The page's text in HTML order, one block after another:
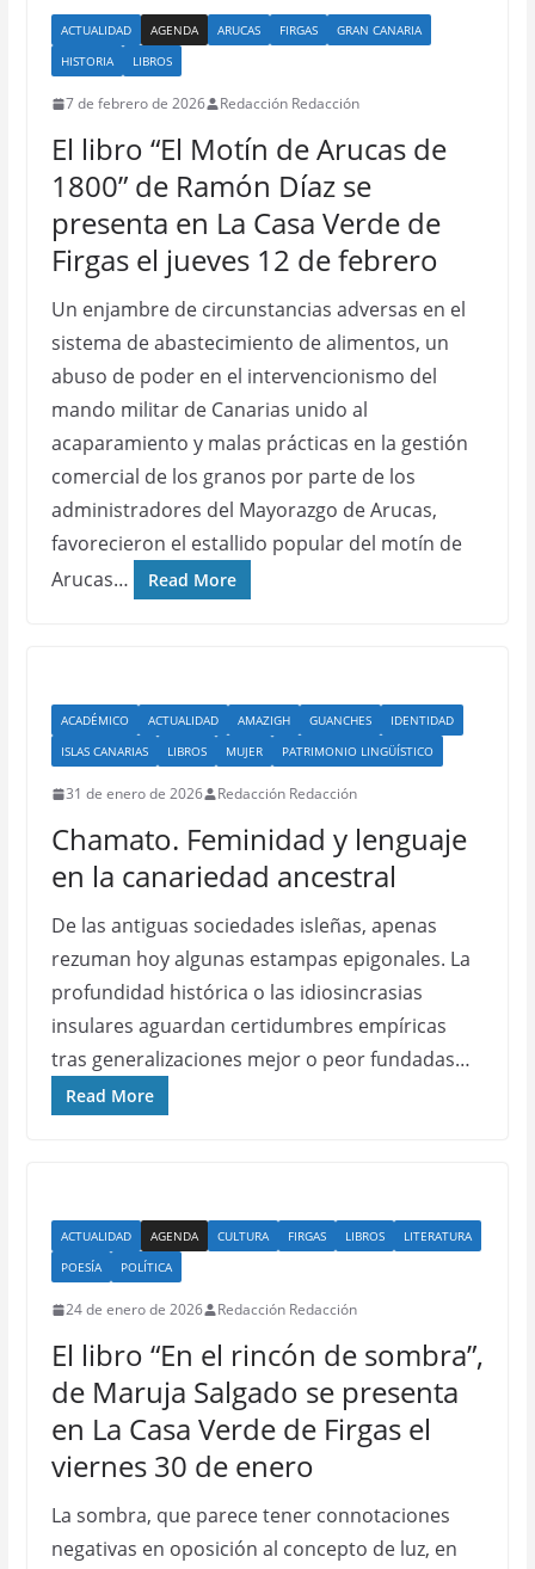
ACTUALIDAD AGENDA ARUCAS FIRGAS
GRAN CANARIA
HISTORIA
LIBROS
7 de febrero de 2026 Redacción Redacción
El libro “El Motín de Arucas de
1800” de Ramón Díaz se
presenta en La Casa Verde de
Firgas el jueves 12 de febrero
Un enjambre de circunstancias adversas en el
sistema de abastecimiento de alimentos, un
abuso de poder en el intervencionismo del
mando militar de Canarias unido al
acaparamiento y malas prácticas en la gestión
comercial de los granos por parte de los
administradores del Mayorazgo de Arucas,
favorecieron el estallido popular del motín de
Arucas…
Read More
ACADÉMICO ACTUALIDAD AMAZIGH GUANCHES
IDENTIDAD
ISLAS CANARIAS
LIBROS MUJER PATRIMONIO LINGÜÍSTICO
31 de enero de 2026 Redacción Redacción
Chamato. Feminidad y lenguaje
en la canariedad ancestral
De las antiguas sociedades isleñas, apenas
rezuman hoy algunas estampas epigonales. La
profundidad histórica o las idiosincrasias
insulares aguardan certidumbres empíricas
tras generalizaciones mejor o peor fundadas…
Read More
ACTUALIDAD AGENDA CULTURA FIRGAS LIBROS
LITERATURA
POESÍA
POLÍTICA
24 de enero de 2026 Redacción Redacción
El libro “En el rincón de sombra”,
de Maruja Salgado se presenta
en La Casa Verde de Firgas el
viernes 30 de enero
La sombra, que parece tener connotaciones
negativas en oposición al concepto de luz, en